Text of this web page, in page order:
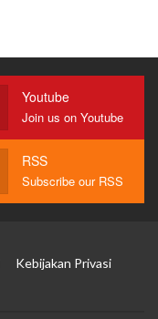
Youtube
Join us on Youtube
RSS
Subscribe our RSS
Kebijakan Privasi